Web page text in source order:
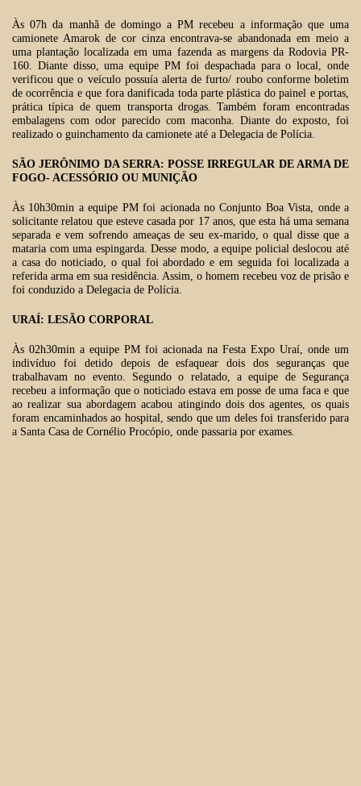
Às 07h da manhã de domingo a PM recebeu a informação que uma
camionete Amarok de cor cinza encontrava-se abandonada em meio a
uma plantação localizada em uma fazenda as margens da Rodovia PR-
160. Diante disso, uma equipe PM foi despachada para o local, onde
verificou que o veículo possuía alerta de furto/ roubo conforme boletim
de ocorrência e que fora danificada toda parte plástica do painel e portas,
prática típica de quem transporta drogas. Também foram encontradas
embalagens com odor parecido com maconha. Diante do exposto, foi
realizado o guinchamento da camionete até a Delegacia de Polícia.
SÃO JERÔNIMO DA SERRA: POSSE IRREGULAR DE ARMA DE
FOGO- ACESSÓRIO OU MUNIÇÃO
Às 10h30min a equipe PM foi acionada no Conjunto Boa Vista, onde a
solicitante relatou que esteve casada por 17 anos, que esta há uma semana
separada e vem sofrendo ameaças de seu ex-marido, o qual disse que a
mataria com uma espingarda. Desse modo, a equipe policial deslocou até
a casa do noticiado, o qual foi abordado e em seguida foi localizada a
referida arma em sua residência. Assim, o homem recebeu voz de prisão e
foi conduzido a Delegacia de Polícia.
URAÍ: LESÃO CORPORAL
Às 02h30min a equipe PM foi acionada na Festa Expo Uraí, onde um
indivíduo foi detido depois de esfaquear dois dos seguranças que
trabalhavam no evento. Segundo o relatado, a equipe de Segurança
recebeu a informação que o noticiado estava em posse de uma faca e que
ao realizar sua abordagem acabou atingindo dois dos agentes, os quais
foram encaminhados ao hospital, sendo que um deles foi transferido para
a Santa Casa de Cornélio Procópio, onde passaria por exames.